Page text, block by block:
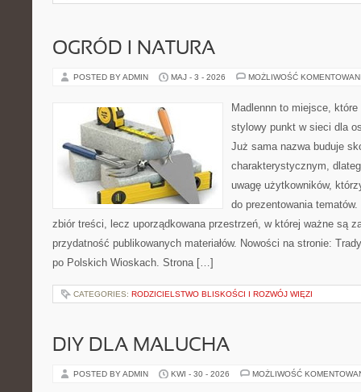
OGRÓD I NATURA
POSTED BY ADMIN MAJ - 3 - 2026 MOŻLIWOŚĆ
Madlennn to miejsce,
stylowy punkt w sieci dla
Już sama nazwa buduje
charakterystycznym,
uwagę użytkowników,
do prezentowania
zbiór treści, lecz uporządkowana przestrzeń, w której ważne są
przydatność publikowanych materiałów. Nowości na stronie:
po Polskich Wioskach. Strona […]
CATEGORIES: RODZICIELSTWO BLISKOŚCI I ROZWÓJ WIĘZI
DIY DLA MALUCHA
POSTED BY ADMIN KWI - 30 - 2026 MOŻLIWOŚĆ